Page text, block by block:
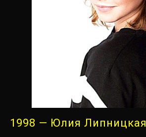
1998 — Юлия Липницкая